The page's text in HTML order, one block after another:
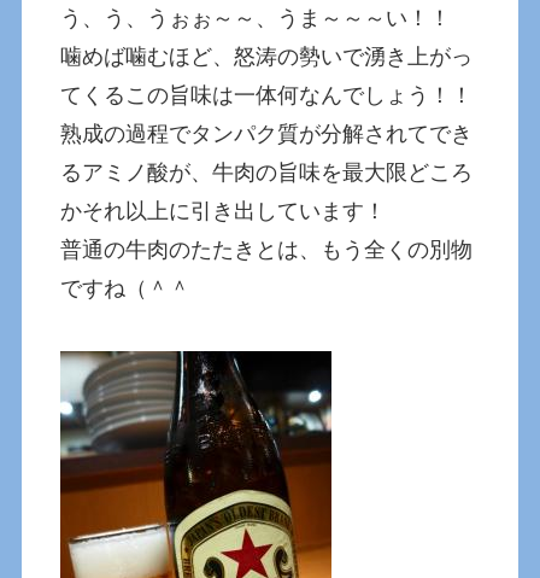
う、う、うぉぉ～～、うま～～～い！！
噛めば噛むほど、怒涛の勢いで湧き上がっ
てくるこの旨味は一体何なんでしょう！！
熟成の過程でタンパク質が分解されてでき
るアミノ酸が、牛肉の旨味を最大限どころ
かそれ以上に引き出しています！
普通の牛肉のたたきとは、もう全くの別物
ですね（＾＾